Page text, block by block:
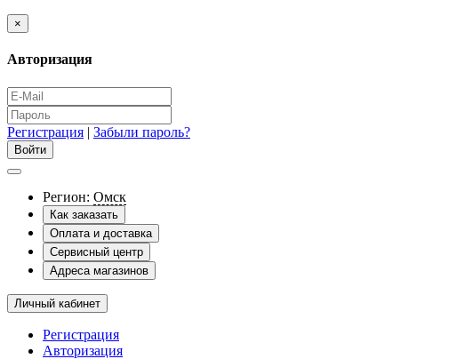
×
Авторизация
Регистрация | Забыли пароль?
Регион: Омск
Как заказать
Оплата и доставка
Сервисный центр
Адреса магазинов
Личный кабинет
Регистрация
Авторизация